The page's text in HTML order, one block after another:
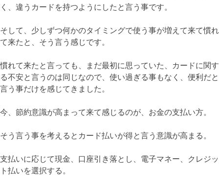
く、違うカードを持つようにしたと言う事です。
そして、少しずつ何かのタイミングで使う事が増えて来て慣れ
て来たと、そう言う感じです。
慣れて来たと言っても、まだ最初に思っていた、カードに関す
る不安と言うのは同じなので、使い過ぎる事もなく、便利だと
言う事だけを感じてきました。
今、節約意識が高まって来て感じるのが、お金の支払い方。
そう言う事を考えるとカード払いが得と言う意識が高まる。
支払いに応じて現金、口座引き落とし、電子マネー、クレジッ
ト払いを選択する。